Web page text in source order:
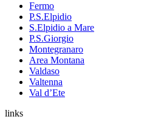
Fermo
P.S.Elpidio
S.Elpidio a Mare
P.S.Giorgio
Montegranaro
Area Montana
Valdaso
Valtenna
Val d’Ete
links